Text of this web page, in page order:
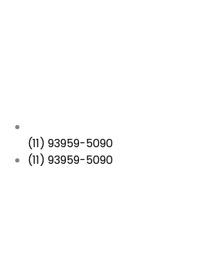
(11) 93959-5090
(11) 93959-5090